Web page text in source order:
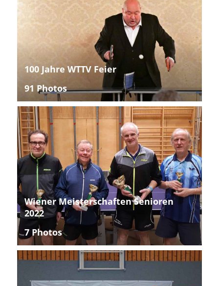
100 Jahre WTTV Feier
91 Photos
Wiener Meisterschaften Senioren
2022
7 Photos